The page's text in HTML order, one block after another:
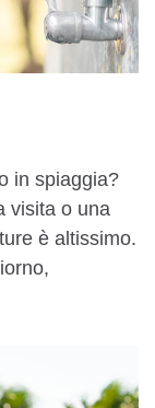
in spiaggia?
visita o una
è altissimo.